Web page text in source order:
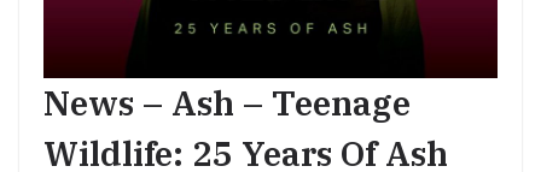
News – Ash – Teenage
Wildlife: 25 Years Of Ash